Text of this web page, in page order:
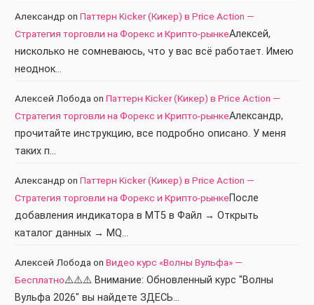
Александр on Паттерн Kicker (Кикер) в Price Action —
Стратегия торговли на Форекс и Крипто-рынкеАлексей,
нисколько не сомневаюсь, что у вас всё работает. Имею
неоднок…
Алексей Лобода on Паттерн Kicker (Кикер) в Price Action —
Стратегия торговли на Форекс и Крипто-рынкеАлександр,
прочитайте инструкцию, все подробно описано. У меня
таких п…
Александр on Паттерн Kicker (Кикер) в Price Action —
Стратегия торговли на Форекс и Крипто-рынкеПосле
добавления индикатора в МТ5 в Файл → Открыть
каталог данных → MQ…
Алексей Лобода on Видео курс «Волны Вульфа» —
Бесплатно⚠️⚠️⚠️ Внимание: Обновленный курс "Волны
Вульфа 2026" вы найдете ЗДЕСЬ…